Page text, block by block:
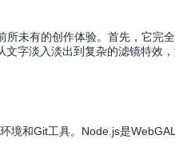
未有的创作体验。首先，它完
字淡入淡出到复杂的滤镜特效
境和Git工具。Node.js是